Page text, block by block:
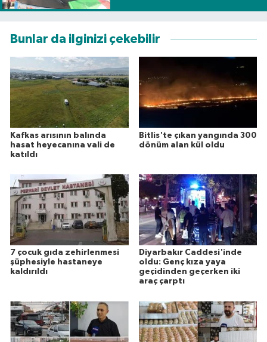
Bunlar da ilginizi çekebilir
Kafkas arısının balında
hasat heyecanına vali de
katıldı
Bitlis'te çıkan yangında 300
dönüm alan kül oldu
7 çocuk gıda zehirlenmesi
şüphesiyle hastaneye
kaldırıldı
Diyarbakır Caddesi'inde
oldu: Genç kıza yaya
geçidinden geçerken iki
araç çarptı